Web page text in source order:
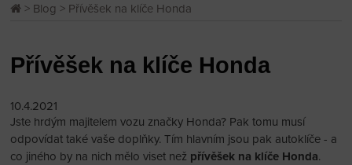
> Blog > Přívěšek na klíče Honda
Přívěšek na klíče Honda
10.4.2021
Jste hrdým majitelem vozu značky Honda? Pak tomu musí
odpovídat také vaše doplňky. Tím hlavním jsou pak autoklíče - a
co jiného by na nich mělo viset než přívěšek na klíče Honda.